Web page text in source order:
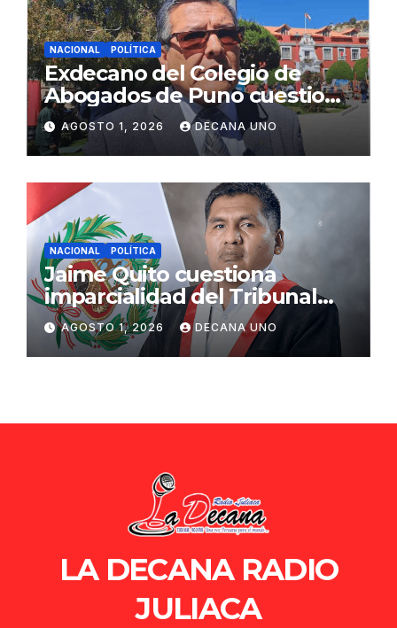
NACIONAL POLÍTICA
Exdecano del Colegio de
Abogados de Puno cuestiona
propuestas sobre seguridad
ciudadana
AGOSTO 1, 2026 DECANA UNO
NACIONAL POLÍTICA
Jaime Quito cuestiona
imparcialidad del Tribunal
Constitucional tras liberación
de Ollanta Humala
AGOSTO 1, 2026 DECANA UNO
LA DECANA RADIO
JULIACA